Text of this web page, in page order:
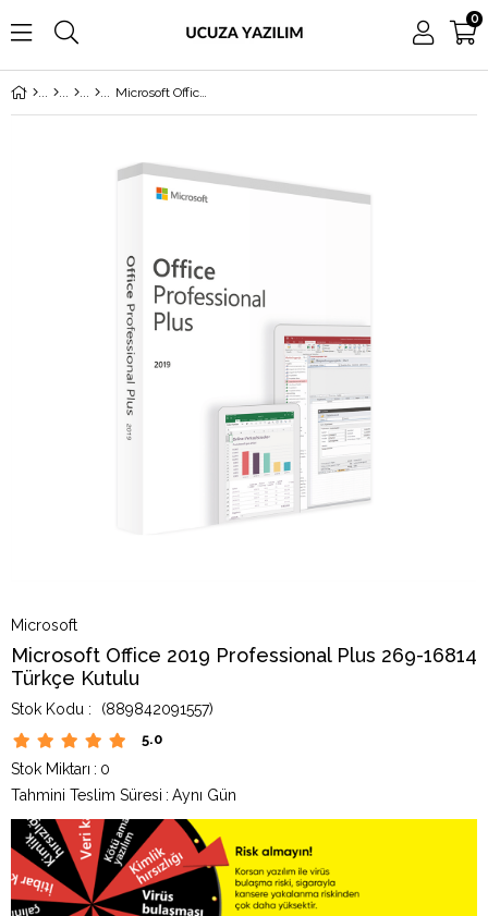
0
Microsoft Office 2019 Professional Plus 269-16814 Türkçe Kutulu
Microsoft
Microsoft Office 2019 Professional Plus 269-16814
Türkçe Kutulu
(889842091557)
5.0
Stok Miktarı : 0
Tahmini Teslim Süresi : Aynı Gün